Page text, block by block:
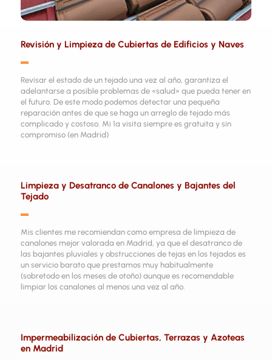
Revisión y Limpieza de Cubiertas de Edificios y Naves
▬
Revisar el estado de un tejado una vez al año, garantiza el
adelantarse a posible problemas de «salud» que pueda tener en
el futuro. De este modo podemos detectar una pequeña
reparación antes de que se haga un arreglo de tejado más
complicado y costoso. Mi 1ª visita siempre es gratuita y sin
compromiso (en Madrid)
Limpieza y Desatranco de Canalones y Bajantes del
Tejado
▬
Mis clientes me recomiendan como empresa de limpieza de
canalones mejor valorada en Madrid, ya que el desatranco de
las bajantes pluviales y obstrucciones de tejas en los tejados es
un servicio barato que prestamos muy habitualmente
(sobretodo en los meses de otoño) aunque es recomendable
limpiar los canalones al menos una vez al año.
Impermeabilización de Cubiertas, Terrazas y Azoteas
en Madrid